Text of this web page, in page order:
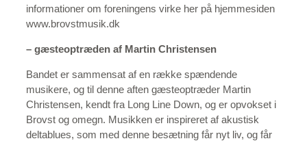
informationer om foreningens virke her på hjemmesiden
www.brovstmusik.dk
– gæsteoptræden af Martin Christensen
Bandet er sammensat af en række spændende
musikere, og til denne aften gæsteoptræder Martin
Christensen, kendt fra Long Line Down, og er opvokset i
Brovst og omegn. Musikken er inspireret af akustisk
deltablues, som med denne besætning får nyt liv, og får